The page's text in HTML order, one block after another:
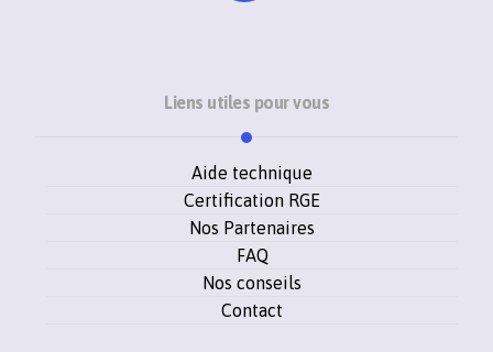
Liens utiles pour vous
Aide technique
Certification RGE
Nos Partenaires
FAQ
Nos conseils
Contact